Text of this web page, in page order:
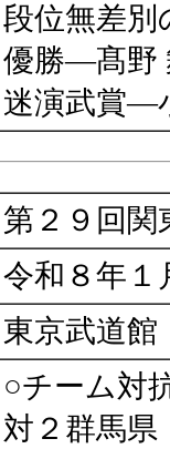
段位無差別
優勝―髙野
迷演武賞―
第２９回関
令和８年１
東京武道館
○チーム対
対２群馬県